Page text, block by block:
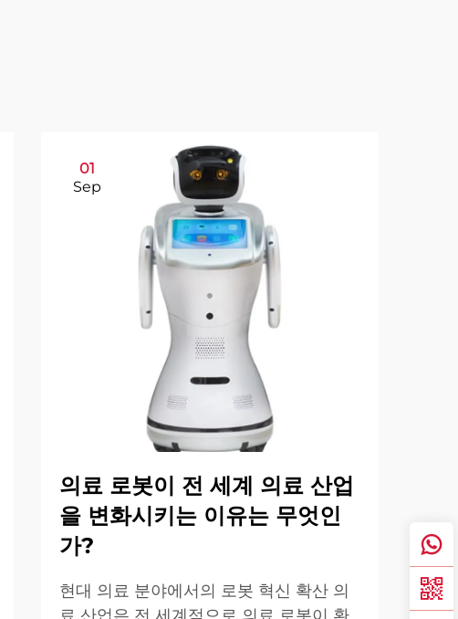
01
Sep
의료 로봇이 전 세계 의료 산업
을 변화시키는 이유는 무엇인
가?
현대 의료 분야에서의 로봇 혁신 확산 의
현
영
자